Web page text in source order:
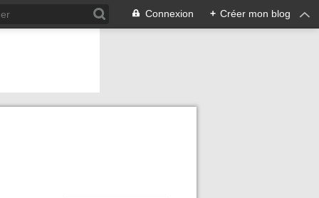
Connexion + Créer mon blog